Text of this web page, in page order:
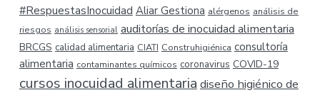
#RespuestasInocuidad Aliar Gestiona alérgenos análisis de
riesgos análisis sensorial auditorías de inocuidad alimentaria
BRCGS calidad alimentaria CIATI Construhigiénica consultoría
alimentaria contaminantes químicos coronavirus COVID-19
cursos inocuidad alimentaria diseño higiénico de